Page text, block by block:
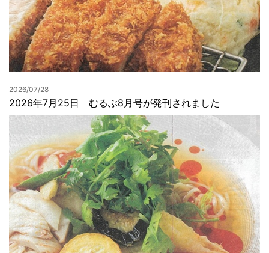
2026/07/28
2026年7月25日 むるぶ8月号が発刊されました